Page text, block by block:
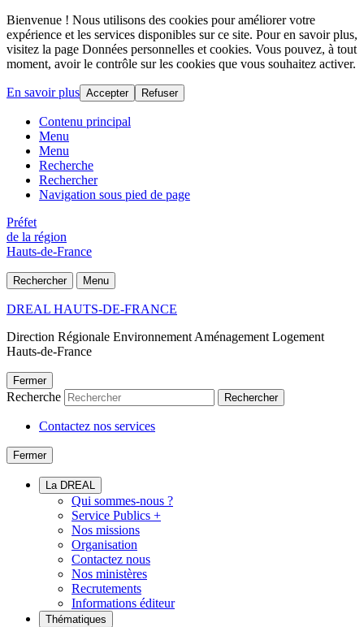
Bienvenue ! Nous utilisons des cookies pour améliorer votre
expérience et les services disponibles sur ce site. Pour en savoir plus,
visitez la page Données personnelles et cookies. Vous pouvez, à tout
moment, avoir le contrôle sur les cookies que vous souhaitez activer.
En savoir plus Accepter Refuser
Contenu principal
Menu
Menu
Recherche
Rechercher
Navigation sous pied de page
Préfet
de la région
Hauts-de-France
Rechercher Menu
DREAL HAUTS-DE-FRANCE
Direction Régionale Environnement Aménagement Logement
Hauts-de-France
Fermer
Recherche Rechercher
Contactez nos services
Fermer
La DREAL
Qui sommes-nous ?
Service Publics +
Nos missions
Organisation
Contactez nous
Nos ministères
Recrutements
Informations éditeur
Thématiques